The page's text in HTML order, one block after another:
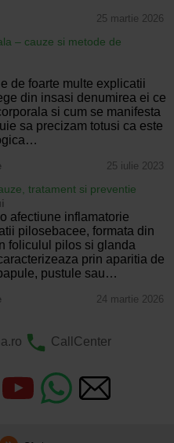
25 martie 2026
– cauze si metode de
de foarte multe explicatii
din insasi denumirea ei ce
si cum se manifesta
sa precizam totusi ca este
25 iulie 2023
tratament si preventie
afectiune inflamatorie
pilosebacee, formata din
foliculul pilos si glanda
prin aparitia de
pustule sau…
24 martie 2026
CallCenter